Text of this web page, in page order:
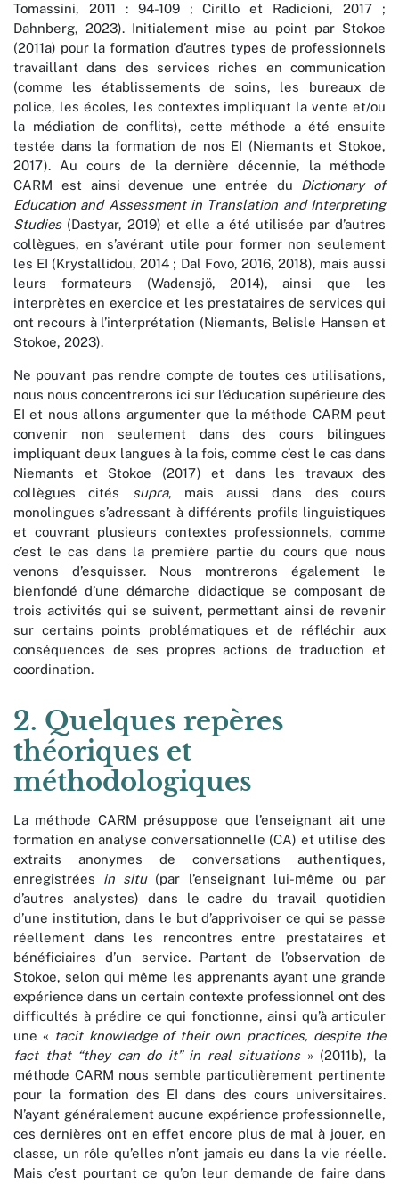
Tomassini, 2011 : 94-109 ; Cirillo et Radicioni, 2017 ;
Dahnberg, 2023). Initialement mise au point par Stokoe
(2011a) pour la formation d’autres types de professionnels
travaillant dans des services riches en communication
(comme les établissements de soins, les bureaux de
police, les écoles, les contextes impliquant la vente et/ou
la médiation de conflits), cette méthode a été ensuite
testée dans la formation de nos EI (Niemants et Stokoe,
2017). Au cours de la dernière décennie, la méthode
CARM est ainsi devenue une entrée du Dictionary of
Education and Assessment in Translation and Interpreting
Studies (Dastyar, 2019) et elle a été utilisée par d’autres
collègues, en s’avérant utile pour former non seulement
les EI (Krystallidou, 2014 ; Dal Fovo, 2016, 2018), mais aussi
leurs formateurs (Wadensjö, 2014), ainsi que les
interprètes en exercice et les prestataires de services qui
ont recours à l’interprétation (Niemants, Belisle Hansen et
Stokoe, 2023).
Ne pouvant pas rendre compte de toutes ces utilisations,
nous nous concentrerons ici sur l’éducation supérieure des
EI et nous allons argumenter que la méthode CARM peut
convenir non seulement dans des cours bilingues
impliquant deux langues à la fois, comme c’est le cas dans
Niemants et Stokoe (2017) et dans les travaux des
collègues cités supra, mais aussi dans des cours
monolingues s’adressant à différents profils linguistiques
et couvrant plusieurs contextes professionnels, comme
c’est le cas dans la première partie du cours que nous
venons d’esquisser. Nous montrerons également le
bienfondé d’une démarche didactique se composant de
trois activités qui se suivent, permettant ainsi de revenir
sur certains points problématiques et de réfléchir aux
conséquences de ses propres actions de traduction et
coordination.
2. Quelques repères
théoriques et
méthodologiques
La méthode CARM présuppose que l’enseignant ait une
formation en analyse conversationnelle (CA) et utilise des
extraits anonymes de conversations authentiques,
enregistrées in situ(par l’enseignant lui-même ou par
d’autres analystes) dans le cadre du travail quotidien
d’une institution, dans le but d’apprivoiser ce qui se passe
réellement dans les rencontres entre prestataires et
bénéficiaires d’un service. Partant de l’observation de
Stokoe, selon qui même les apprenants ayant une grande
expérience dans un certain contexte professionnel ont des
difficultés à prédire ce qui fonctionne, ainsi qu’à articuler
une « tacit knowledge of their own practices, despite the
fact that “they can do it” in real situations» (2011b), la
méthode CARM nous semble particulièrement pertinente
pour la formation des EI dans des cours universitaires.
N’ayant généralement aucune expérience professionnelle,
ces dernières ont en effet encore plus de mal à jouer, en
classe, un rôle qu’elles n’ont jamais eu dans la vie réelle.
Mais c’est pourtant ce qu’on leur demande de faire dans